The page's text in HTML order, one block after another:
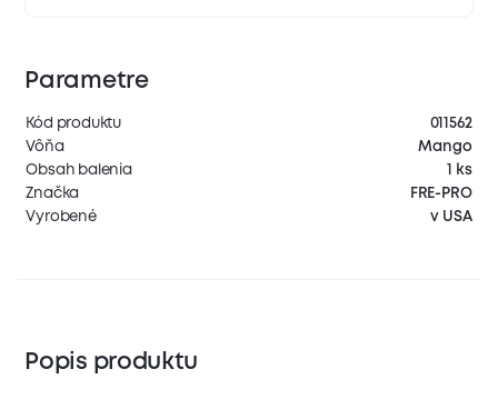
Parametre
Kód produktu
011562
Vôňa
Mango
Obsah balenia
1 ks
Značka
FRE-PRO
Vyrobené
v USA
Popis produktu